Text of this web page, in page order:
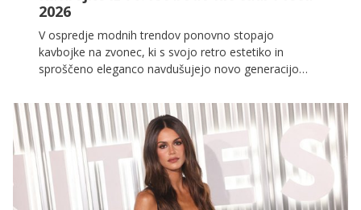
2026
V ospredje modnih trendov ponovno stopajo
kavbojke na zvonec, ki s svojo retro estetiko in
sproščeno eleganco navdušujejo novo generacijo
tudi v občutnem povečanju iskanj na platformi Vinted,
kjer uporabniki vse pogosteje iščejo vintage kroje, ki
spominjajo na sedemdeseta leta.